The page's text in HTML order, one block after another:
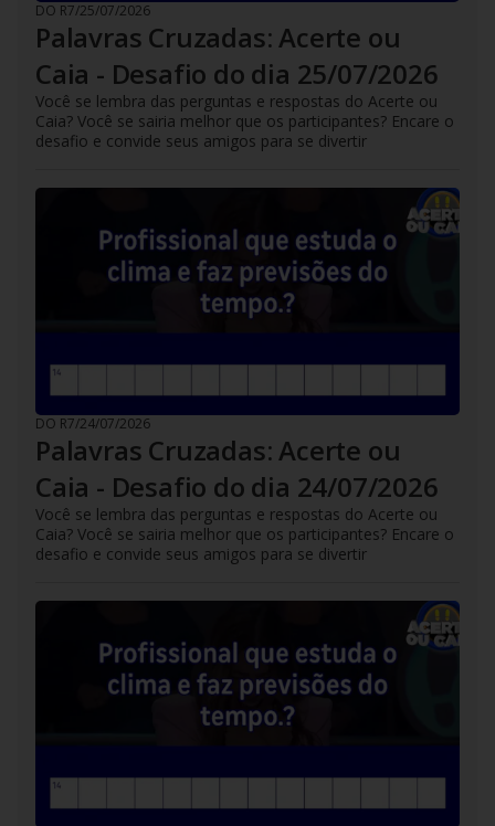
DO R7/25/07/2026
Palavras Cruzadas: Acerte ou
Caia - Desafio do dia 25/07/2026
Você se lembra das perguntas e respostas do Acerte ou
Caia? Você se sairia melhor que os participantes? Encare o
desafio e convide seus amigos para se divertir
DO R7/24/07/2026
Palavras Cruzadas: Acerte ou
Caia - Desafio do dia 24/07/2026
Você se lembra das perguntas e respostas do Acerte ou
Caia? Você se sairia melhor que os participantes? Encare o
desafio e convide seus amigos para se divertir